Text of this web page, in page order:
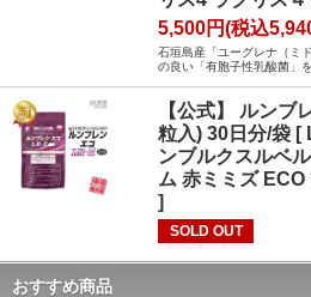
5,500円(税込
石垣島産「ユーグレナ（ミ
の良い「有胞子性乳酸菌」
【公式】 ルンブ
粒入) 30日分/袋 [
ンブルクスルベ
ム 赤ミミズ
]
SOLD OUT
おすすめ商品